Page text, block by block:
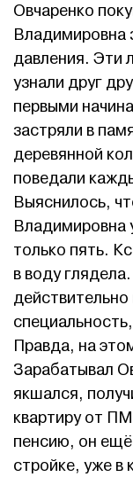
Овчаренко
Владимировна
давления. Эти
узнали друг
первыми
застряли в
деревянной
поведали
Выяснилось,
Владимировна
только пять.
в воду
Правда, на
Зарабатывал
якшался,
квартиру от
пенсию, он ещё
стройке, уже в